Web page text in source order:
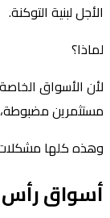
الأجل لبنية التوكنة.
لماذا؟
لأن الأسواق
مستثمرين مضبوطة،
وهذه كلها مشكلات
أسواق رأس